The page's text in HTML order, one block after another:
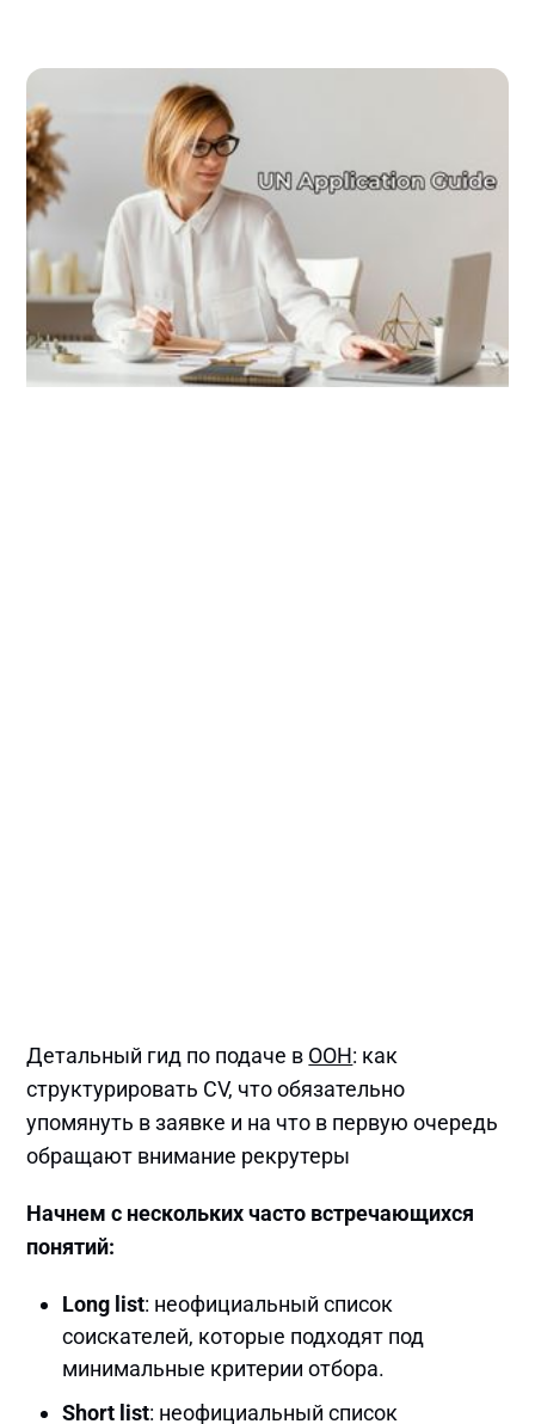
Детальный гид по подаче в ООН: как
структурировать CV, что обязательно
упомянуть в заявке и на что в первую очередь
обращают внимание рекрутеры
Начнем с нескольких часто встречающихся
понятий:
Long list: неофициальный список
соискателей, которые подходят под
минимальные критерии отбора.
Short list: неофициальный список